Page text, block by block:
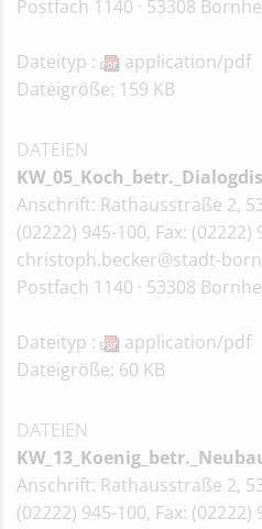
Postfach 1140 · 53308
Dateityp :
application/pdf
Dateigröße: 159 KB
DATEIEN
Anschrift: Rathausstraße 2,
(02222) 945-100, Fax: (02222)
christoph.becker@stadt-
Postfach 1140 · 53308
Dateityp :
application/pdf
Dateigröße: 60 KB
DATEIEN
Anschrift: Rathausstraße 2,
(02222) 945-100, Fax: (02222)